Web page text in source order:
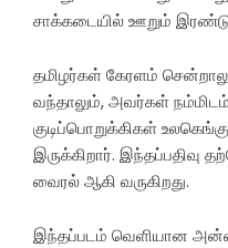
சாக்கடையில் ஊறும்
தமிழர்கள் கேரளம்
வந்தாலும், அவர்கள் நம்மிடம்
குடிப்பொறுக்கிகள்
இருக்கிறார். இந்தப்பதிவு
வைரல் ஆகி வருகிறது.
இந்தப்படம் வெளியான